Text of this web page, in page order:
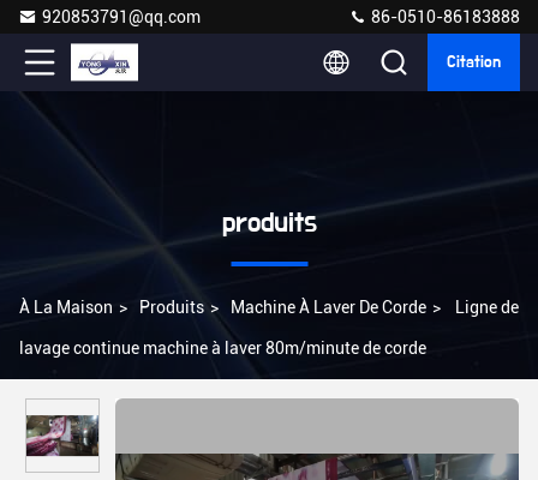
920853791@qq.com 86-0510-86183888
Citation
produits
À La Maison > Produits > Machine À Laver De Corde > Ligne de
lavage continue machine à laver 80m/minute de corde